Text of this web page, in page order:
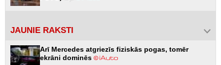
JAUNIE RAKSTI
Arī Mercedes atgriezīs fiziskās pogas, tomēr
ekrāni dominēs